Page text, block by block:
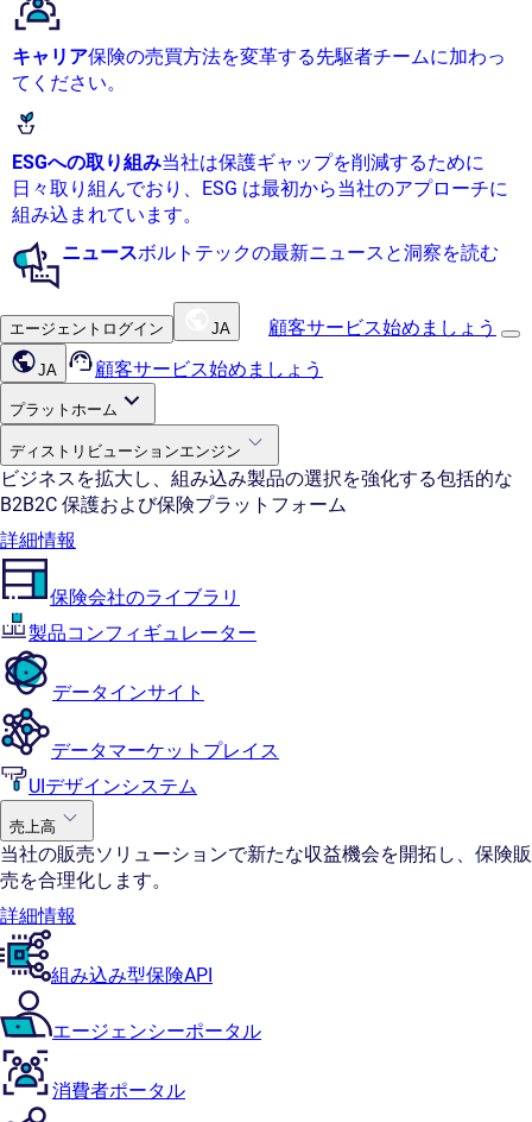
キャリア保険の売買方法を変革する先駆者チームに加わっ
てください。
ESGへの取り組み当社は保護ギャップを削減するために
日々取り組んでおり、ESG は最初から当社のアプローチに
組み込まれています。
ニュースボルトテックの最新ニュースと洞察を読む
エージェントログイン JA 顧客サービス始めましょう
JA 顧客サービス始めましょう
プラットホーム
ディストリビューションエンジン
ビジネスを拡大し、組み込み製品の選択を強化する包括的な
B2B2C 保護および保険プラットフォーム
詳細情報
保険会社のライブラリ
製品コンフィギュレーター
データインサイト
データマーケットプレイス
UIデザインシステム
売上高
当社の販売ソリューションで新たな収益機会を開拓し、保険販
売を合理化します。
詳細情報
組み込み型保険API
エージェンシーポータル
消費者ポータル